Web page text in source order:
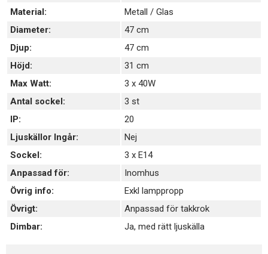
Material:
Metall / Glas
Diameter:
47 cm
Djup:
47 cm
Höjd:
31 cm
Max Watt:
3 x 40W
Antal sockel:
3 st
IP:
20
Ljuskällor Ingår:
Nej
Sockel:
3 x E14
Anpassad för:
Inomhus
Övrig info:
Exkl lamppropp
Övrigt:
Anpassad för takkrok
Dimbar:
Ja, med rätt ljuskälla